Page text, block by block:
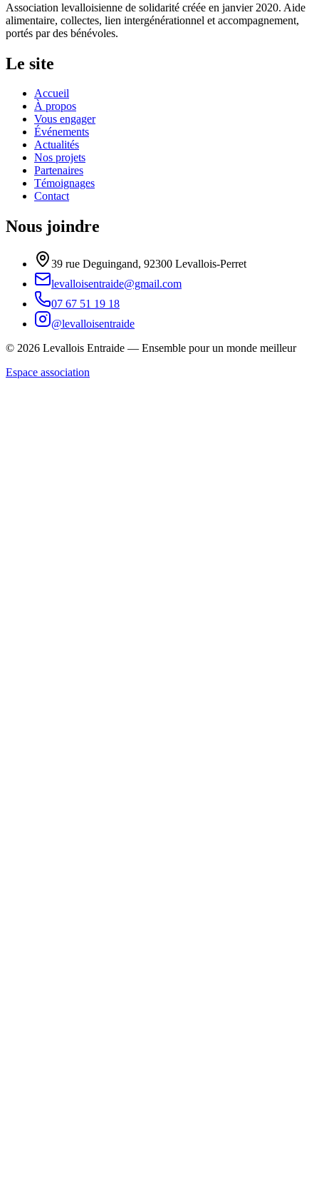
Association levalloisienne de solidarité créée en janvier 2020. Aide
alimentaire, collectes, lien intergénérationnel et accompagnement,
portés par des bénévoles.
Le site
Accueil
À propos
Vous engager
Événements
Actualités
Nos projets
Partenaires
Témoignages
Contact
Nous joindre
39 rue Deguingand, 92300 Levallois-Perret
levalloisentraide@gmail.com
07 67 51 19 18
@levalloisentraide
© 2026 Levallois Entraide — Ensemble pour un monde meilleur
Espace association